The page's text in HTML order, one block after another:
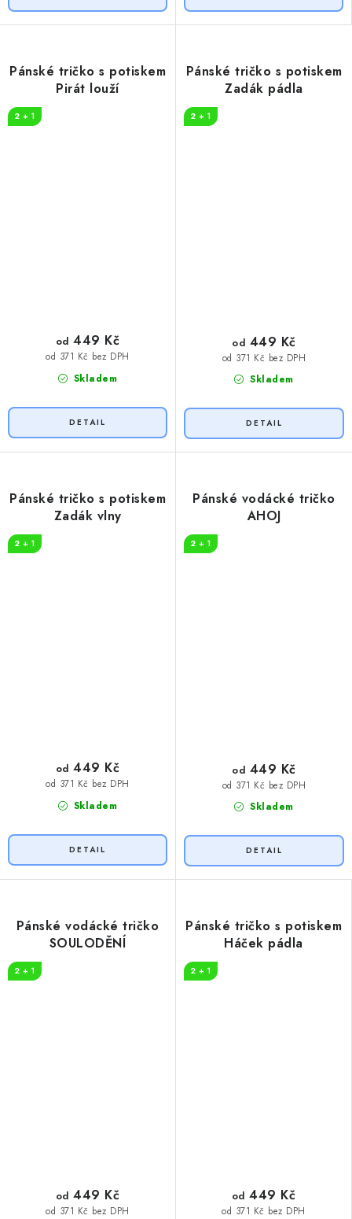
Pánské tričko s potiskem
Pirát louží
2 + 1
Skladem
od 371 Kč bez DPH
od 449 Kč
Pánské tričko s potiskem
Zadák pádla
2 + 1
Skladem
od 371 Kč bez DPH
od 449 Kč
Pánské tričko s potiskem
Zadák vlny
2 + 1
Skladem
od 371 Kč bez DPH
od 449 Kč
Pánské vodácké tričko
AHOJ
2 + 1
Skladem
od 371 Kč bez DPH
od 449 Kč
Pánské vodácké tričko
SOULODĚNÍ
2 + 1
od 371 Kč bez DPH
od 449 Kč
Pánské tričko s potiskem
Háček pádla
2 + 1
od 371 Kč bez DPH
od 449 Kč